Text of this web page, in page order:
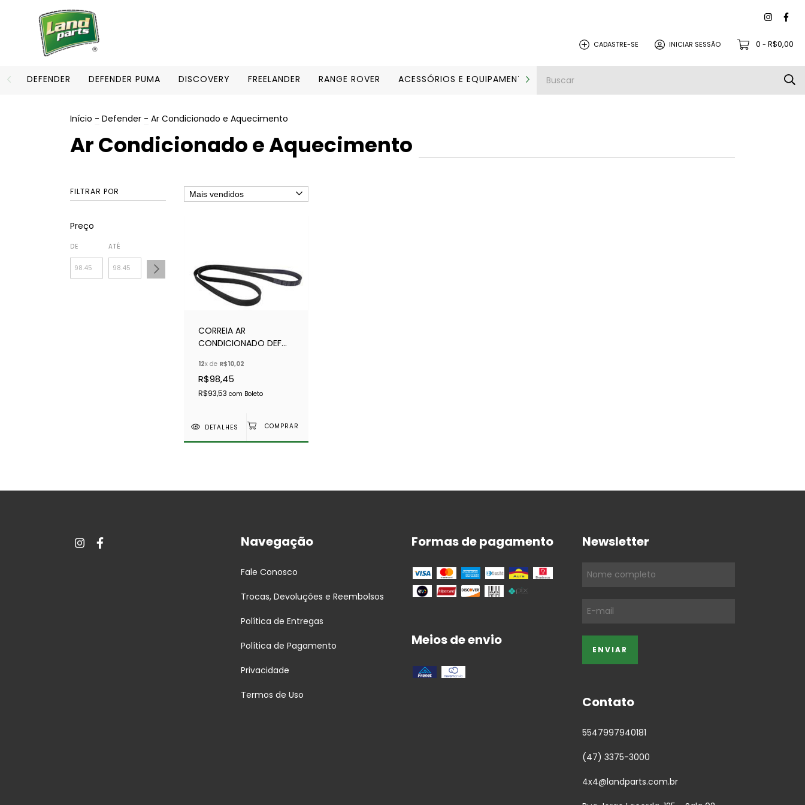
CADASTRE-SE INICIAR SESSÃO 0 - R$0,00
DEFENDER DEFENDER PUMA DISCOVERY FREELANDER RANGE ROVER ACESSÓRIOS E EQUIPAMENTOS PEÇAS PARA REVISÃO
Início - Defender - Ar Condicionado e Aquecimento
Ar Condicionado e Aquecimento
FILTRAR POR
Preço
DE ATÉ
CORREIA AR
CONDICIONADO DEF
(NORMAL )
12x de R$10,02
R$98,45
R$93,53 com Boleto
DETALHES
Navegação
Fale Conosco
Trocas, Devoluções e Reembolsos
Política de Entregas
Política de Pagamento
Privacidade
Termos de Uso
Formas de pagamento
Meios de envio
Newsletter
Contato
5547997940181
(47) 3375-3000
4x4@landparts.com.br